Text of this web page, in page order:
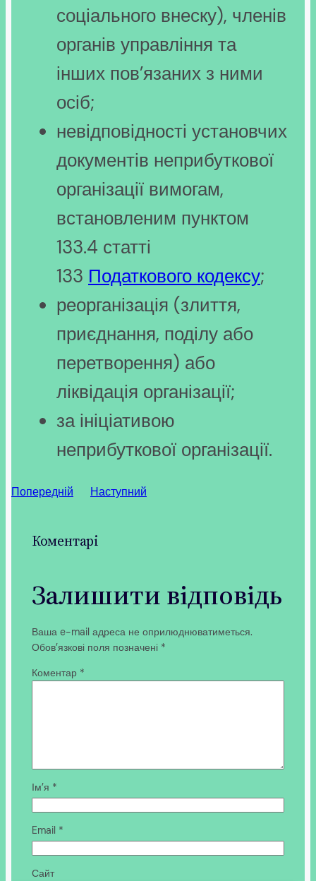
соціального внеску), членів
органів управління та
інших пов’язаних з ними
осіб;
невідповідності установчих
документів неприбуткової
організації вимогам,
встановленим пунктом
133.4 статті
133 Податкового кодексу;
реорганізація (злиття,
приєднання, поділу або
перетворення) або
ліквідація організації;
за ініціативою
неприбуткової організації.
Попередній Наступний
Коментарі
Залишити відповідь
Ваша e-mail адреса не оприлюднюватиметься.
Обов’язкові поля позначені *
Коментар *
Ім’я *
Email *
Сайт